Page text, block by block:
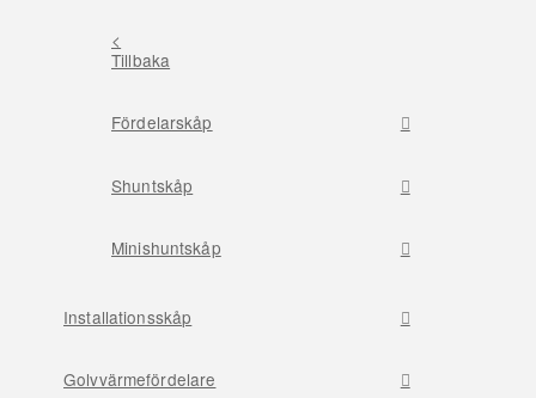
<
Tillbaka
Fördelarskåp
Shuntskåp
Minishuntskåp
Installationsskåp
Golvvärmefördelare